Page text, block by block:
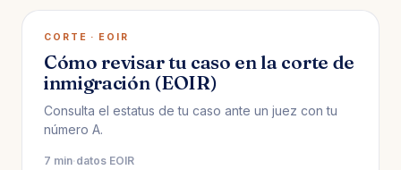
CORTE · EOIR
Cómo revisar tu caso en la corte de
inmigración (EOIR)
Consulta el estatus de tu caso ante un juez con tu
número A.
7 min· datos EOIR